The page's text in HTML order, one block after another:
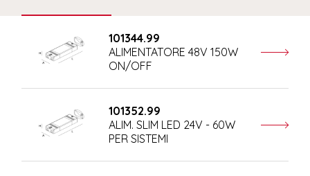
101344.99
ALIMENTATORE 48V 150W
ON/OFF
101352.99
ALIM. SLIM LED 24V - 60W
PER SISTEMI